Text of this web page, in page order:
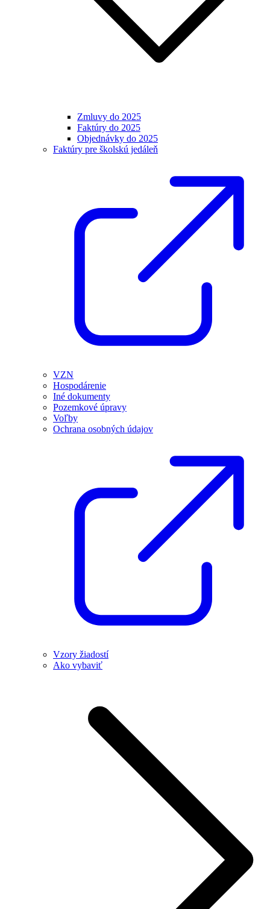
Zmluvy do 2025
Faktúry do 2025
Objednávky do 2025
Faktúry pre školskú jedáleň
VZN
Hospodárenie
Iné dokumenty
Pozemkové úpravy
Voľby
Ochrana osobných údajov
Vzory žiadostí
Ako vybaviť